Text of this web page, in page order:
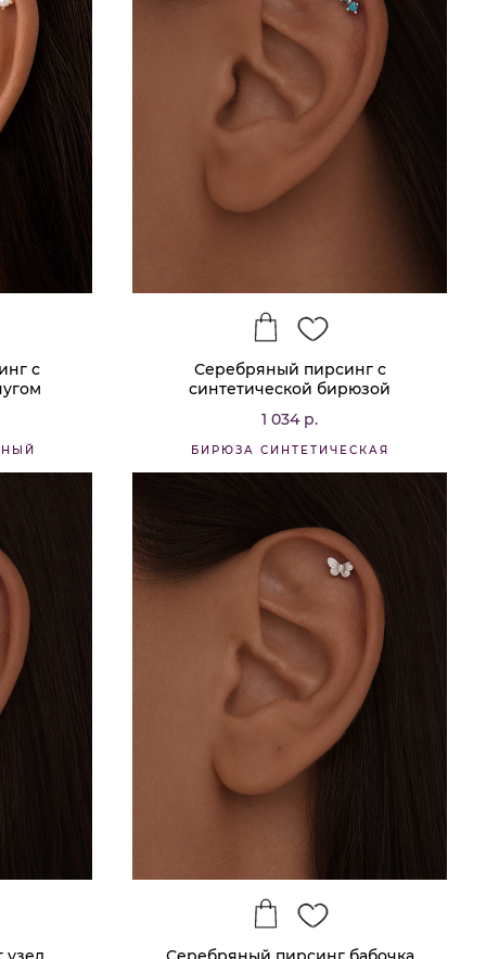
с
Серебряный пирсинг с
синтетической бирюзой
1 034 р.
БИРЮЗА СИНТЕТИЧЕСКАЯ